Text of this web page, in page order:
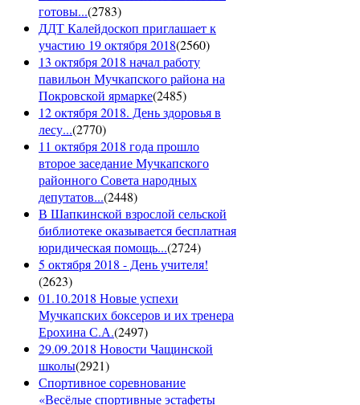
готовы...(2783)
ДДТ Калейдоскоп приглашает к
участию 19 октября 2018(2560)
13 октября 2018 начал работу
павильон Мучкапского района на
Покровской ярмарке(2485)
12 октября 2018. День здоровья в
лесу...(2770)
11 октября 2018 года прошло
второе заседание Мучкапского
районного Совета народных
депутатов...(2448)
В Шапкинской взрослой сельской
библиотеке оказывается бесплатная
юридическая помощь...(2724)
5 октября 2018 - День учителя!
(2623)
01.10.2018 Новые успехи
Мучкапских боксеров и их тренера
Ерохина С.А.(2497)
29.09.2018 Новости Чащинской
школы(2921)
Спортивное соревнование
«Весёлые спортивные эстафеты